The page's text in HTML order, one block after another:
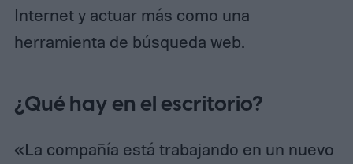
Internet y actuar más como una
herramienta de búsqueda web.
¿Qué hay en el escritorio?
«La compañía está trabajando en un nuevo